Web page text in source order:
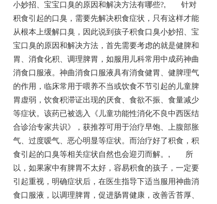
小妙招、宝宝口臭的原因和解决方法有哪些?, 针对
积食引起的口臭，需要先解决积食症状，只有这样才能
从根本上缓解口臭，因此说到孩子积食口臭小妙招、宝
宝口臭的原因和解决方法，首先需要考虑的就是健脾和
胃、消食化积、调理脾胃，如服用儿科常用中成药神曲
消食口服液。神曲消食口服液具有消食健胃、健脾理气
的作用，临床常用于喂养不当或饮食不节引起的儿童脾
胃虚弱，饮食积滞证出现的厌食、食欲不振、食量减少
等症状。该药已被选入《儿童功能性消化不良中西医结
合诊治专家共识》，获推荐可用于治疗早饱、上腹部胀
气、过度嗳气、恶心明显等症状。而治疗好了积食，积
食引起的口臭等相关症状自然也会迎刃而解。 , 所
以，如果家中有脾胃不太好，容易积食的孩子，一定要
引起重视，明确症状后，在医生指导下适当服用神曲消
食口服液，以调理脾胃，促进肠胃健康，改善舌苔厚、